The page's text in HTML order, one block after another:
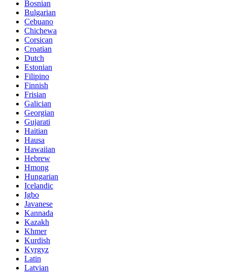
Bosnian
Bulgarian
Cebuano
Chichewa
Corsican
Croatian
Dutch
Estonian
Filipino
Finnish
Frisian
Galician
Georgian
Gujarati
Haitian
Hausa
Hawaiian
Hebrew
Hmong
Hungarian
Icelandic
Igbo
Javanese
Kannada
Kazakh
Khmer
Kurdish
Kyrgyz
Latin
Latvian